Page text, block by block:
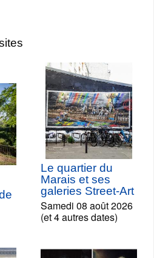
Le quartier du
Marais et ses
galeries Street-Art
Samedi 08 août 2026
(et 4 autres dates)